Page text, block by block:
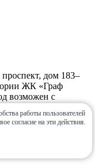
дом 183–
ЖК «Граф
возможен с
Заезд на
работы пользователей
согласие на эти действия.